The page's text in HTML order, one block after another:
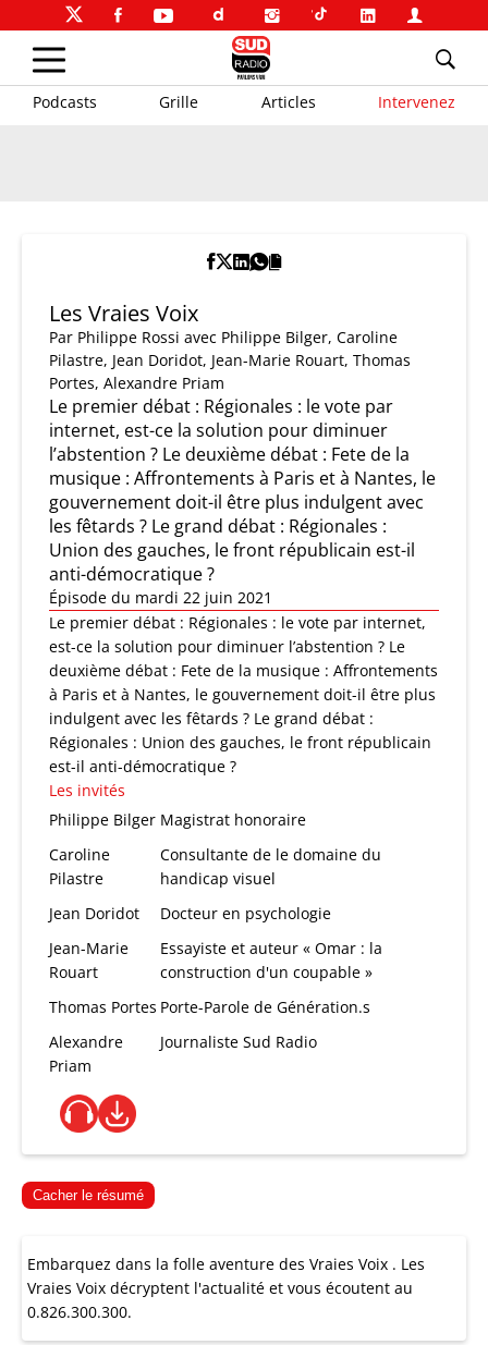
Podcasts Grille Articles Intervenez
Les Vraies Voix
Par Philippe Rossi avec Philippe Bilger, Caroline
Pilastre, Jean Doridot, Jean-Marie Rouart, Thomas
Portes, Alexandre Priam
Le premier débat : Régionales : le vote par
internet, est-ce la solution pour diminuer
l’abstention ? Le deuxième débat : Fete de la
musique : Affrontements à Paris et à Nantes, le
gouvernement doit-il être plus indulgent avec
les fêtards ? Le grand débat : Régionales :
Union des gauches, le front républicain est-il
anti-démocratique ?
Épisode du mardi 22 juin 2021
Le premier débat : Régionales : le vote par internet,
est-ce la solution pour diminuer l’abstention ? Le
deuxième débat : Fete de la musique : Affrontements
à Paris et à Nantes, le gouvernement doit-il être plus
indulgent avec les fêtards ? Le grand débat :
Régionales : Union des gauches, le front républicain
est-il anti-démocratique ?
Les invités
Philippe Bilger Magistrat honoraire
Caroline
Pilastre
Consultante de le domaine du
handicap visuel
Jean Doridot
Docteur en psychologie
Jean-Marie
Rouart
Essayiste et auteur « Omar : la
construction d'un coupable »
Thomas Portes Porte-Parole de Génération.s
Alexandre
Priam
Journaliste Sud Radio
Cacher le résumé
Embarquez dans la folle aventure des Vraies Voix . Les
Vraies Voix décryptent l'actualité et vous écoutent au
0.826.300.300.